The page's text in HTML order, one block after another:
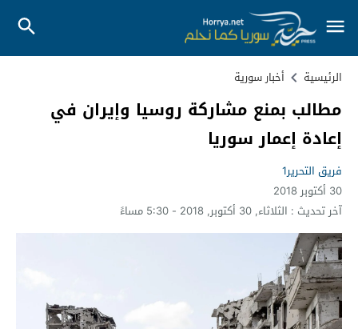
الرئيسية أخبار سورية
مطالب بمنع مشاركة روسيا وإيران في
إعادة إعمار سوريا
فريق التحرير1
30 أكتوبر 2018
آخر تحديث : الثلاثاء, 30 أكتوبر, 2018 - 5:30 مساءً